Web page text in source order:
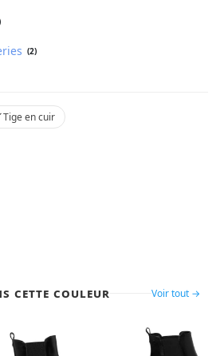
(2)
Tige en cuir
cette couleur Voir tout →